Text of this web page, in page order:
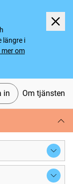
längre i
mer om
in Om tjänsten